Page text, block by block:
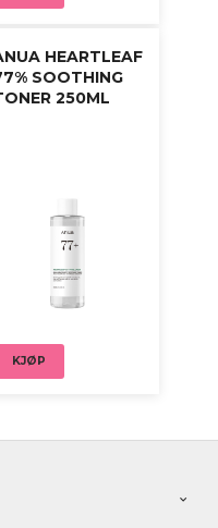
HEARTLEAF
SOOTHING
250ML
KJØP